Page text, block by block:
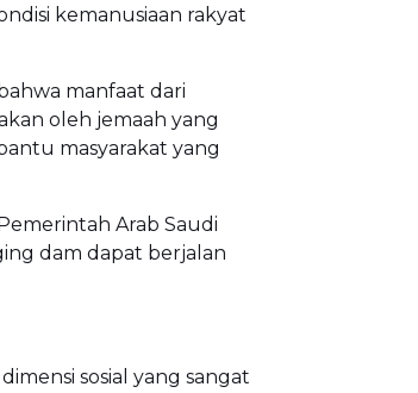
kemanusiaan rakyat
manfaat dari
oleh jemaah yang
masyarakat yang
Arab Saudi
dam dapat berjalan
sosial yang sangat